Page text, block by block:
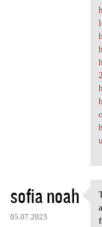
sofia noah
05.07.2023